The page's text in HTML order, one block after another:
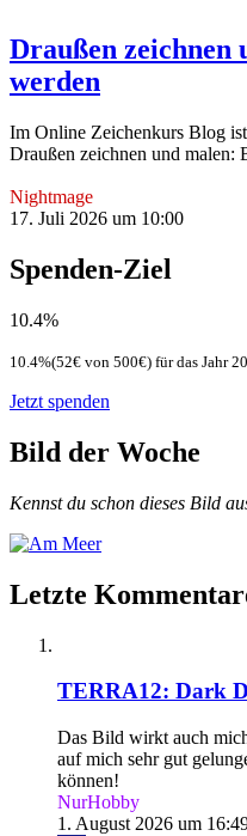
Draußen zeichnen
werden
Im Online Zeichenkurs Blog
Draußen zeichnen und malen:
Nightmage
17. Juli 2026 um 10:00
Spenden-Ziel
10.4%
10.4%(52€ von 500€) für das Jahr
Jetzt spenden
Bild der Woche
Kennst du schon dieses Bild
Letzte
TERRA12: Dark
Das Bild wirkt auch
auf mich sehr gut
können!
NurHobby
1. August 2026 um